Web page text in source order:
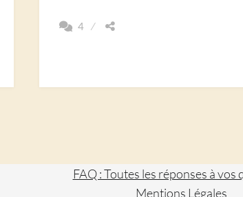
4
FAQ : Toutes les réponses à vos
Mentions Légales